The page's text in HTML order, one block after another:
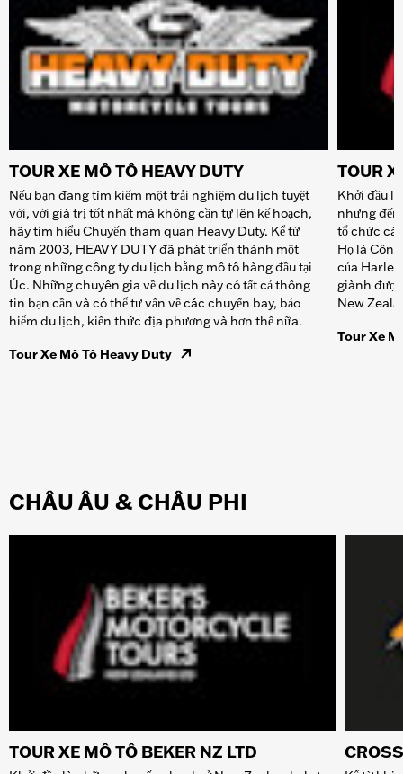
TOUR XE MÔ TÔ HEAVY DUTY
Nếu bạn đang tìm kiếm một trải nghiệm du lịch tuyệt
vời, với giá trị tốt nhất mà không cần tự lên kế hoạch,
hãy tìm hiểu Chuyến tham quan Heavy Duty. Kể từ
năm 2003, HEAVY DUTY đã phát triển thành một
trong những công ty du lịch bằng mô tô hàng đầu tại
Úc. Những chuyên gia về du lịch này có tất cả thông
tin bạn cần và có thể tư vấn về các chuyến bay, bảo
hiểm du lịch, kiến thức địa phương và hơn thế nữa.
Tour Xe Mô Tô Heavy Duty
TOUR
Khởi đầu
nhưng
tổ chức
Họ là
của
giành
New
Tour Xe
CHÂU ÂU & CHÂU PHI
TOUR XE MÔ TÔ BEKER NZ LTD